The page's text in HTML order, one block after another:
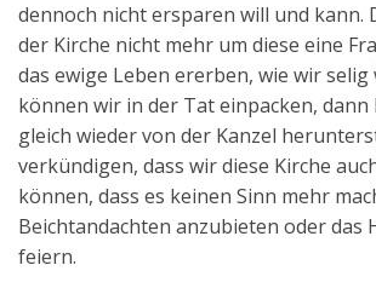
dennoch nicht ersparen will und kann.
der Kirche nicht mehr um diese eine
das ewige Leben ererben, wie wir selig
können wir in der Tat einpacken, dann
gleich wieder von der Kanzel
verkündigen, dass wir diese Kirche
können, dass es keinen Sinn mehr
Beichtandachten anzubieten oder das
feiern.